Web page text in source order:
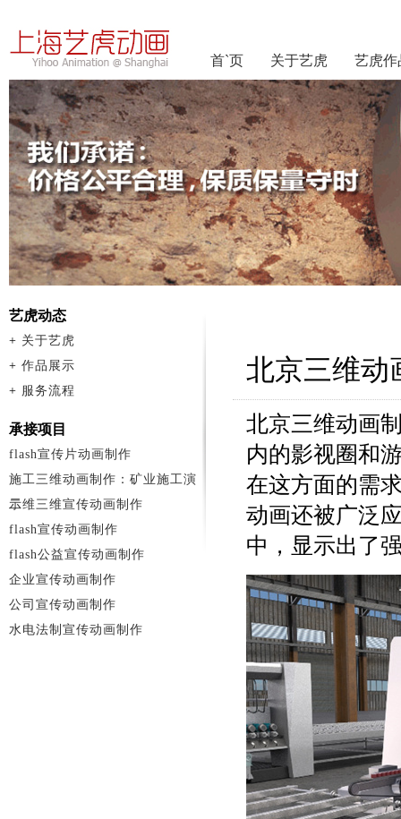
首`页 关于艺虎 艺虎作
北京三维动
北京三维动画
内的影视圈和
在这方面的需
动画还被广泛
中，显示出了
艺虎动态
+ 关于艺虎
+ 作品展示
+ 服务流程
承接项目
flash宣传片动画制作
施工三维动画制作：矿业施工演
示
二维三维宣传动画制作
flash宣传动画制作
flash公益宣传动画制作
企业宣传动画制作
公司宣传动画制作
水电法制宣传动画制作